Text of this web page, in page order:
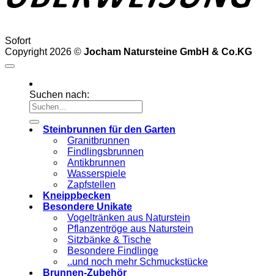
Sofort
Copyright 2026 © Jocham Natursteine GmbH & Co.KG
Suchen nach:
Steinbrunnen für den Garten
Granitbrunnen
Findlingsbrunnen
Antikbrunnen
Wasserspiele
Zapfstellen
Kneippbecken
Besondere Unikate
Vogeltränken aus Naturstein
Pflanzentröge aus Naturstein
Sitzbänke & Tische
Besondere Findlinge
..und noch mehr Schmuckstücke
Brunnen-Zubehör